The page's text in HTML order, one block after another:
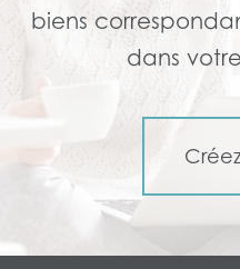
biens
dans